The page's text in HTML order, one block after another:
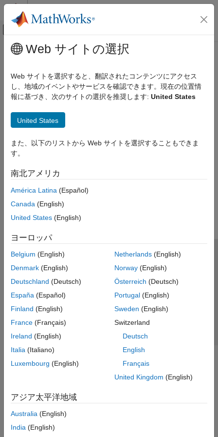
コンテンツへスキップ
オフキャンバス ナビゲーション メ
ドキュメンテーションのホーム
メインコンテンツ
Web サイトの選択
Web サイトを選択すると、翻訳されたコンテンツにアクセス
し、地域のイベントやサービスを確認できます。現在の位置情
報に基づき、次のサイトの選択を推奨します: United States
United States
また、以下のリストから Web サイトを選択することもできま
す。
南北アメリカ
América Latina (Español)
Canada (English)
United States (English)
ヨーロッパ
Belgium (English)
Denmark (English)
Deutschland (Deutsch)
España (Español)
Finland (English)
France (Français)
Ireland (English)
Italia (Italiano)
Luxembourg (English)
Netherlands(English)
Norway(English)
Österreich (Deutsch)
Portugal(English)
Sweden (English)
Switzerland
Deutsch
English
Français
United Kingdom (English)
アジア太平洋地域
Australia (English)
India (English)
トラストセンター
プライバシー ポリシー
違法コピー防止
アプリケーション ステータス
© 1994-2026 The MathWorks, Inc.